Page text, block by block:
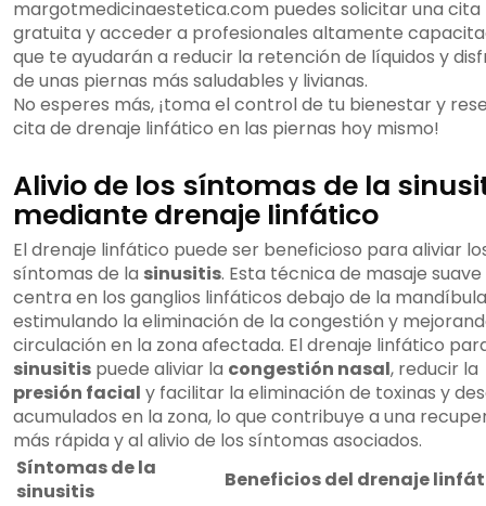
margotmedicinaestetica.com puedes solicitar una cita
gratuita y acceder a profesionales altamente
que te ayudarán a reducir la retención de líquidos y
de unas piernas más saludables y livianas.
No esperes más, ¡toma el control de tu bienestar y
cita de drenaje linfático en las piernas hoy mismo!
Alivio de los síntomas de la
mediante drenaje linfático
El drenaje linfático puede ser beneficioso para aliviar
síntomas de la sinusitis. Esta técnica de masaje suave
centra en los ganglios linfáticos debajo de la
estimulando la eliminación de la congestión y
circulación en la zona afectada. El drenaje linfático
sinusitis puede aliviar la congestión nasal, reducir la
presión facial y facilitar la eliminación de toxinas y
acumulados en la zona, lo que contribuye a una
más rápida y al alivio de los síntomas asociados.
Síntomas de la
sinusitis
Beneficios del drenaje